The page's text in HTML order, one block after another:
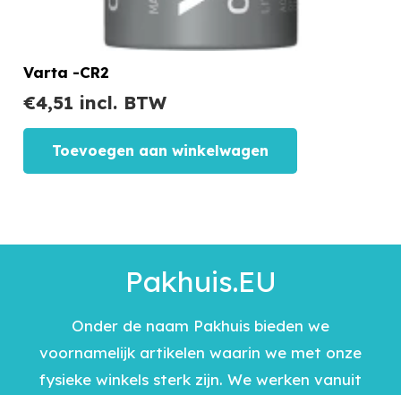
Varta -CR2
€4,51 incl. BTW
Toevoegen aan winkelwagen
Pakhuis.EU
Onder de naam Pakhuis bieden we
voornamelijk artikelen waarin we met onze
fysieke winkels sterk zijn. We werken vanuit